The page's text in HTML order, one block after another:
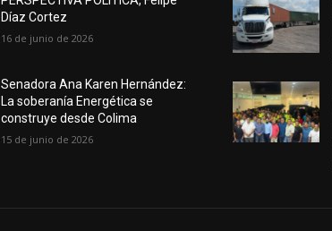
Díaz Cortez
16 de junio de 2026
Senadora Ana Karen Hernández:
La soberanía Energética se
construye desde Colima
15 de junio de 2026